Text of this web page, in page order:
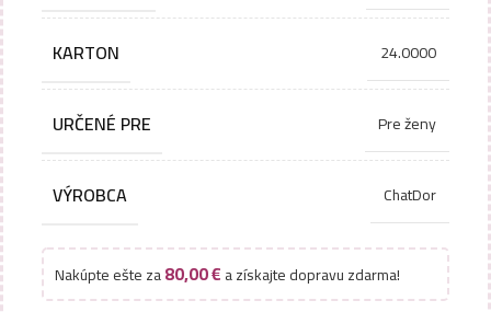
KARTON 24.0000
URČENÉ PRE Pre ženy
VÝROBCA ChatDor
Nakúpte ešte za80,00€a získajte dopravu zdarma!